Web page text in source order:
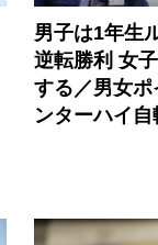
男子は1年生
逆転勝利 女
する／男女ポ
ンターハイ自